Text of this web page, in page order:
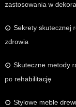
zastosowania w
Sekrety skutecznej
zdrowia
Skuteczne metody
po rehabilitację
Stylowe meble